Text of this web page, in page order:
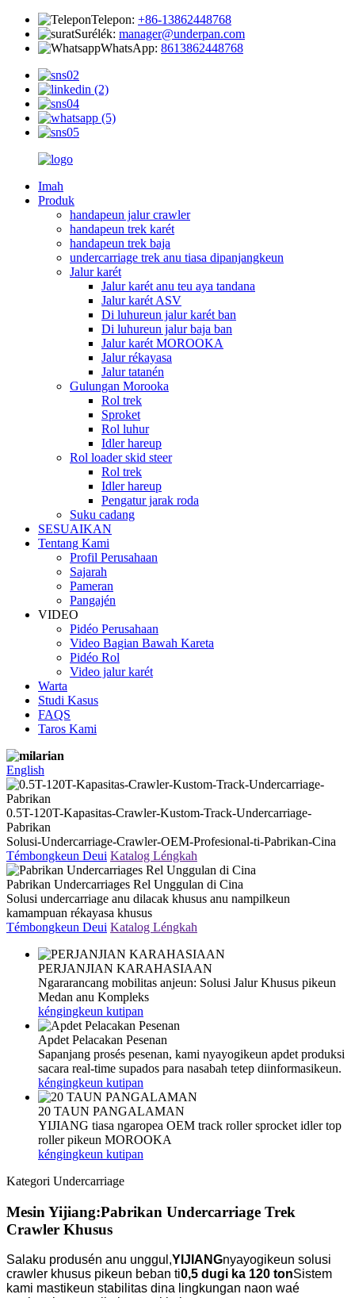
Telepon: +86-13862448768
Surélék: manager@underpan.com
WhatsApp: 8613862448768
Imah
Produk
handapeun jalur crawler
handapeun trek karét
handapeun trek baja
undercarriage trek anu tiasa dipanjangkeun
Jalur karét
Jalur karét anu teu aya tandana
Jalur karét ASV
Di luhureun jalur karét ban
Di luhureun jalur baja ban
Jalur karét MOROOKA
Jalur rékayasa
Jalur tatanén
Gulungan Morooka
Rol trek
Sproket
Rol luhur
Idler hareup
Rol loader skid steer
Rol trek
Idler hareup
Pengatur jarak roda
Suku cadang
SESUAIKAN
Tentang Kami
Profil Perusahaan
Sajarah
Pameran
Pangajén
VIDEO
Pidéo Perusahaan
Video Bagian Bawah Kareta
Pidéo Rol
Video jalur karét
Warta
Studi Kasus
FAQS
Taros Kami
English
0.5T-120T-Kapasitas-Crawler-Kustom-Track-Undercarriage-
Pabrikan
Solusi-Undercarriage-Crawler-OEM-Profesional-ti-Pabrikan-Cina
Témbongkeun Deui Katalog Léngkah
Pabrikan Undercarriages Rel Unggulan di Cina
Solusi undercarriage anu dilacak khusus anu nampilkeun
kamampuan rékayasa khusus
Témbongkeun Deui Katalog Léngkah
PERJANJIAN KARAHASIAAN
Ngararancang mobilitas anjeun: Solusi Jalur Khusus pikeun
Medan anu Kompleks
kéngingkeun kutipan
Apdet Pelacakan Pesenan
Sapanjang prosés pesenan, kami nyayogikeun apdet produksi
sacara real-time supados para nasabah tetep diinformasikeun.
kéngingkeun kutipan
20 TAUN PANGALAMAN
YIJIANG tiasa ngaropea OEM track roller sprocket idler top
roller pikeun MOROOKA
kéngingkeun kutipan
Kategori Undercarriage
Mesin Yijiang:Pabrikan Undercarriage Trek
Crawler Khusus
Salaku produsén anu unggul,YIJIANGnyayogikeun solusi
crawler khusus pikeun beban ti0,5 dugi ka 120 tonSistem
kami mastikeun stabilitas dina lingkungan naon waé